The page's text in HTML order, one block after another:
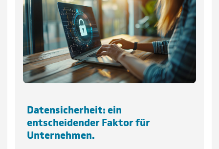
Datensicherheit: ein
entscheidender Faktor für
Unternehmen.